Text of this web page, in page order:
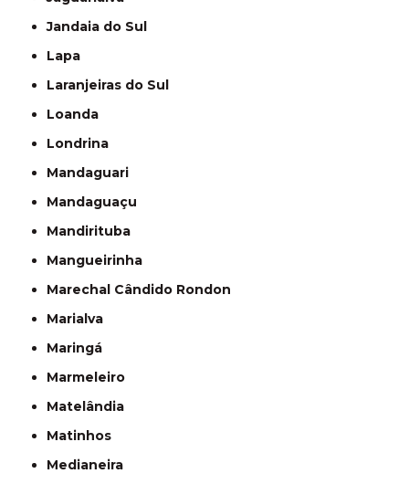
Jandaia do Sul
Lapa
Laranjeiras do Sul
Loanda
Londrina
Mandaguari
Mandaguaçu
Mandirituba
Mangueirinha
Marechal Cândido Rondon
Marialva
Maringá
Marmeleiro
Matelândia
Matinhos
Medianeira